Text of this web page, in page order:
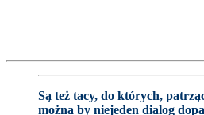
Są też tacy, do których,
można by niejeden dialog